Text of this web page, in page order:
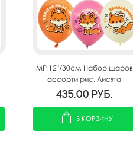
MP 12"/30см Набор шаров
ассорти рис. Лисята
девочки 25шт
435.00 руб.
В КОРЗИНУ